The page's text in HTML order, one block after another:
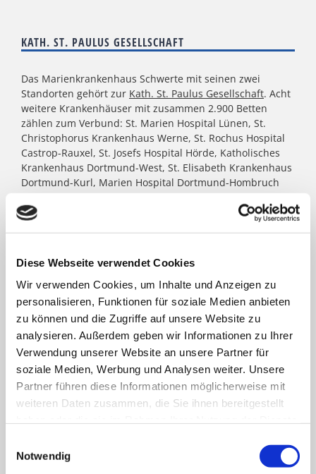
Diese Webseite verwendet Cookies
Wir verwenden Cookies, um Inhalte und Anzeigen zu
personalisieren, Funktionen für soziale Medien anbieten
zu können und die Zugriffe auf unsere Website zu
analysieren. Außerdem geben wir Informationen zu Ihrer
Verwendung unserer Website an unsere Partner für
soziale Medien, Werbung und Analysen weiter. Unsere
Partner führen diese Informationen möglicherweise mit
weiteren Daten zusammen, die Sie ihnen bereitgestellt
Notwendig
KATH. ST. PAULUS GESELLSCHAFT
Das Marienkrankenhaus Schwerte mit seinen zwei
Standorten gehört zur Kath. St. Paulus Gesellschaft. Acht
weitere Krankenhäuser mit zusammen 2.900 Betten
zählen zum Verbund: St. Marien Hospital Lünen, St.
Christophorus Krankenhaus Werne, St. Rochus Hospital
Castrop-Rauxel, St. Josefs Hospital Hörde, Katholisches
Krankenhaus Dortmund-West, St. Elisabeth Krankenhaus
Dortmund-Kurl, Marien Hospital Dortmund-Hombruch
sowie für das St. Johannes Hospital im Zentrum von
Dortmund. Darüber hinaus agieren unter dem Paulus-
Dach Altenheime und eine Jugendhilfe-Einrichtung. Die
katholischen Trägern in Nordrhein- Westfalen; rund
8.500 Menschen arbeiten für das Wohl der ihnen
anvertrauten Patient:innen, Bewohner:innen, Kinder und
Jugendlichen.
FACHBEREICHE
Klinik für Allgemein-, Viszeral- und minimal-
invasive Chirurgie
Klinik für Anästhesiologie & Intensivmedizin